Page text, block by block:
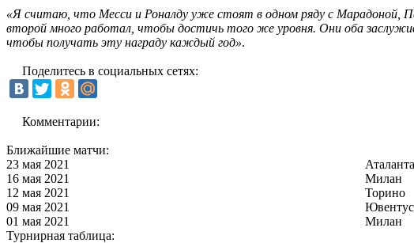
«Я считаю, что Месси и Роналду уже стоят в одном ряду с Марадоной,
второй много работал, чтобы достичь того же уровня. Они оба
чтобы получать эту награду каждый год».
Поделитесь в социальных сетях:
Комментарии:
Ближайшие матчи:
23 мая 2021
Аталанта
16 мая 2021
Милан
12 мая 2021
Торино
09 мая 2021
Ювентус
01 мая 2021
Милан
Турнирная таблица: